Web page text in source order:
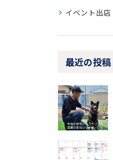
イベント出店
最近の投稿